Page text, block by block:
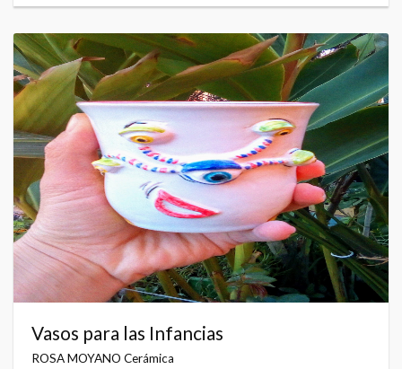
Vasos para las Infancias
ROSA MOYANO Cerámica